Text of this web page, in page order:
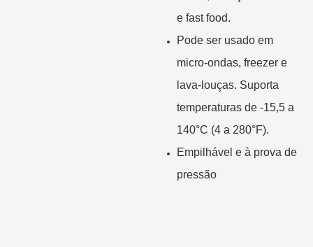
e fast food.
Pode ser usado em
micro-ondas, freezer e
lava-louças. Suporta
temperaturas de -15,5 a
140°C (4 a 280°F).
Empilhável e à prova de
pressão